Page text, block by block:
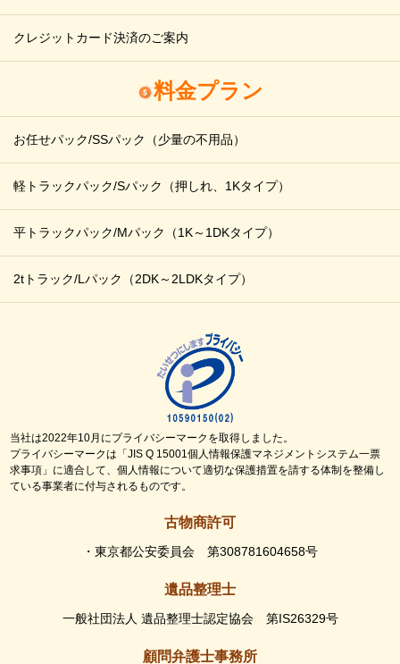
クレジットカード決済のご案内
料金プラン
お任せパック/SSパック （少量の不用品）
軽トラックパック/Sパック （押しれ、1Kタイプ）
平トラックパック/Mパック （1K～1DKタイプ）
2tトラック/Lパック （2DK～2LDKタイプ）
当社は2022年10月にプライバシーマークを取得しました。
プライバシーマークは「JIS Q 15001個人情報保護マネジメントシステム一票
求事項」に適合して、個人情報について適切な保護措置を請する体制を整備し
ている事業者に付与されるものです。
古物商許可
・東京都公安委員会 第308781604658号
遺品整理士
一般社団法人 遺品整理士認定協会 第IS26329号
顧問弁護士事務所